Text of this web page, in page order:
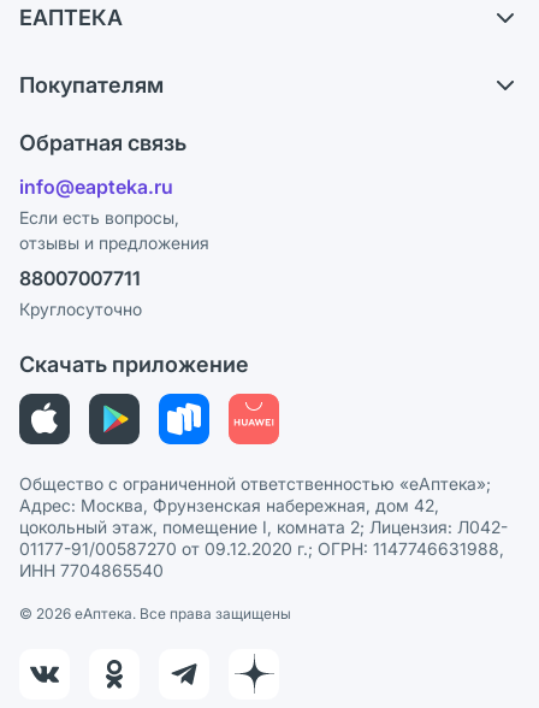
Самовывоз из аптек
Ответы на вопросы
Блог
ЕАПТЕКА
Карьера
Поставщики
Лицензия
Реклама на сайте
Ваши товары на ЕАПТЕКЕ
Покупателям
Программа СберСпасибо
Политика конфиденциальности
Пользовательское соглашение
Политика рекомендаций
Этика и соответствие
Политика в отношении обработки персональных данных
Обратная связь
info@eapteka.ru
Если есть вопросы,
отзывы и предложения
88007007711
Круглосуточно
Скачать приложение
Общество с ограниченной ответственностью «еАптека»;
Адрес: Москва, Фрунзенская набережная, дом 42,
цокольный этаж, помещение I, комната 2; Лицензия: Л042-
01177-91/00587270 от 09.12.2020 г.; ОГРН: 1147746631988,
ИНН 7704865540
© 2026 eАптека. Все права защищены